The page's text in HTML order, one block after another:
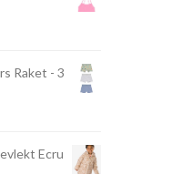
Raket - 3
Ecru